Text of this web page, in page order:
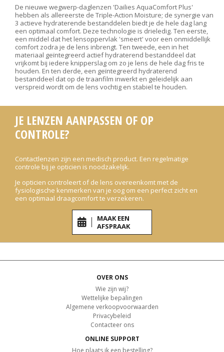
De nieuwe wegwerp-daglenzen 'Dailies AquaComfort Plus'
hebben als allereerste de Triple-Action Moisture; de synergie van
3 actieve hydraterende bestanddelen biedt je de hele dag lang
een optimaal comfort. Deze technologie is drieledig. Ten eerste,
een middel dat het lensoppervlak 'smeert' voor een onmiddellijk
comfort zodra je de lens inbrengt. Ten tweede, een in het
materiaal geïntegreerd actief hydraterend bestanddeel dat
vrijkomt bij iedere knipperslag om zo je lens de hele dag fris te
houden. En ten derde, een geïntegreerd hydraterend
bestanddeel dat op de traanfilm inwerkt en geleidelijk aan
verspreid wordt om de lens vochtig en stabiel te houden.
JE LENZEN AANPASSEN OF OP
CONTROLE?
Contactlenzen zijn een medisch product. Een regelmatige
controle bij je opticien is noodzakelijk.
Je opticien controleert of de lens overeenkomt met de
fysiologische kenmerken van je oog om een perfect zicht en
een optimaal draagcomfort te verzekeren.
MAAK EEN
AFSPRAAK
OVER ONS
Wie zijn wij?
Wettelijke bepalingen
Algemene verkoopvoorwaarden
Privacybeleid
Contacteer ons
ONLINE SUPPORT
Hoe plaats ik een bestelling?